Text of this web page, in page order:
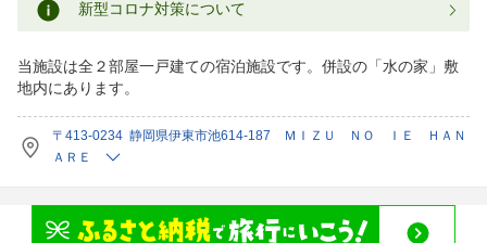
新型コロナ対策について
当施設は全２部屋一戸建ての宿泊施設です。併設の「水の家」敷
地内にあります。
〒413-0234 静岡県伊東市池614-187 ＭＩＺＵ ＮＯ ＩＥ ＨＡＮ
ＡＲＥ